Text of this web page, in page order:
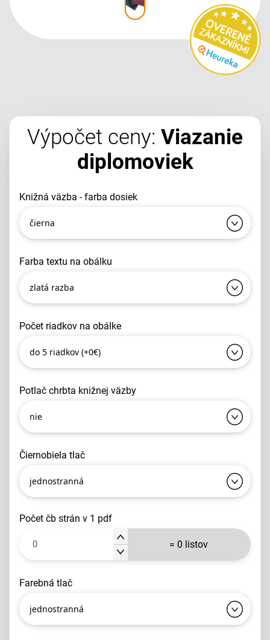
Výpočet ceny: Viazanie
diplomoviek
knižná väzba - farba dosiek
čierna
farba textu na obálku
zlatá razba
počet riadkov na obálke
do 5 riadkov (+0€)
potlač chrbta knižnej väzby
nie
čiernobiela tlač
jednostranná
počet čb strán v 1 pdf
= 0 listov
farebná tlač
jednostranná